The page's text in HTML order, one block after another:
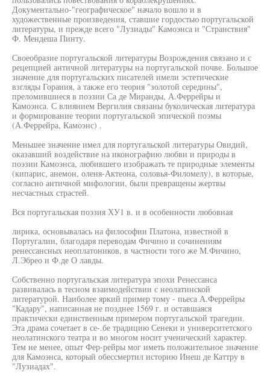
Документально-"географическое" начало вошло и в
художественные произведения, ставшие гордостью португальской
литературы, и прежде всего "Лузиады" Камоэнса и "Странствия"
Ф. Мендеша Пинту.
Своеобразие португальской литературы Возрождения связано и с
рецепцией античной литературы на португальской почве. Большое
значение для португальских писателей имели эстетические
взгляды Гораиия, а также его теория "золотой середины",
преломившиеся в поэзии Са де Миранды, А.Феррейры и
Камоэнса. С влиянием Вергилия связаны буколическая литература
и формирование теории португальской эпической поэмы
(А.Феррейра, Камоэнс) .
Меньшее значение имел для португальской литературы Овидий,
оказавший воздействие на иконографию любви и природы в
поэзии Камоэнса, любившего изображать те природные элементы
(кипарис, анемон, оленя-Актеона, соловья-Филомелу), в которые,
согласно античной мифологии, были превращены жертвы
несчастных страстей.
Вся португальская поэзия ХУ1 в. и в особенности любовная
лирика, основывалась на философии Платона, известной в
Португалии, благодаря переводам Фичино и сочинениям
ренессансных неоплатоников, в частности того же М.Фичино,
Л.Эбрео и Ф.де О лавды.
Собственно португальская литература эпохи Ренессанса
развивалась в тесном взаимодействии с неолатинской
литературой. Наиболее яркий пример тому - пьеса А.Феррейры
"Кадару", написанная не позднее 1569 г. и оставшаяся
практически единственным примером португальской трагедии.
Эта драма сочетает в се-.бе традицию Сенеки и университетского
неолатинского театра и во многом носит ученический характер.
Тем не менее, опыт Фер-рейры мог иметь положительное значение
для Камоэнса, который обессмертил историю Инеш де Каттру в
"Лузиадах".